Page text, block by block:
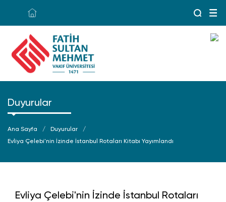
Duyurular
Ana Sayfa
Duyurular
Evliya Çelebi'nin İzinde İstanbul Rotaları Kitabı Yayımlandı
Evliya Çelebi'nin İzinde İstanbul Rotaları